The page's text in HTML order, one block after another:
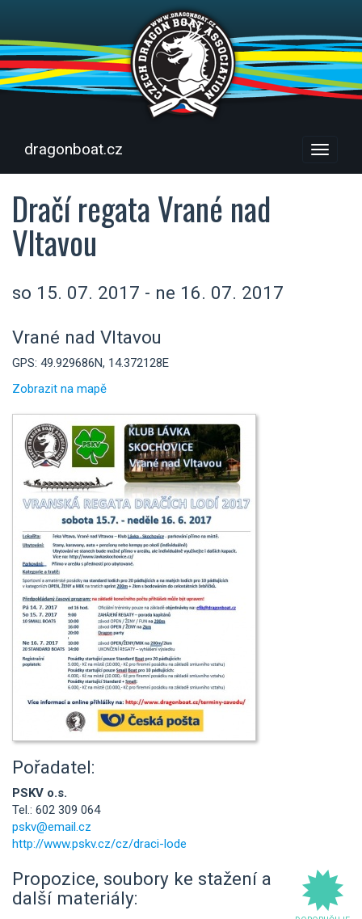
Menu
dragonboat.cz
Dračí regata Vrané nad
Vltavou
so 15. 07. 2017 - ne 16. 07. 2017
Vrané nad Vltavou
GPS: 49.929686N, 14.372128E
Zobrazit na mapě
Pořadatel:
PSKV o.s.
Tel.: 602 309 064
pskv@email.cz
http://www.pskv.cz/cz/draci-lode
Propozice, soubory ke stažení a
další materiály: